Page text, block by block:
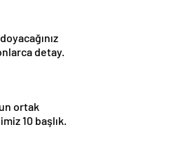
detay.
ortak
10 başlık.